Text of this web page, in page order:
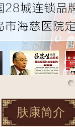
肤康简介